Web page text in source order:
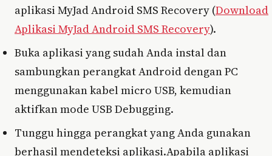
aplikasi MyJad Android SMS Recovery (Download
Aplikasi MyJad Android SMS Recovery).
Buka aplikasi yang sudah Anda instal dan
sambungkan perangkat Android dengan PC
menggunakan kabel micro USB, kemudian
aktifkan mode USB Debugging.
Tunggu hingga perangkat yang Anda gunakan
berhasil mendeteksi aplikasi.Apabila aplikasi